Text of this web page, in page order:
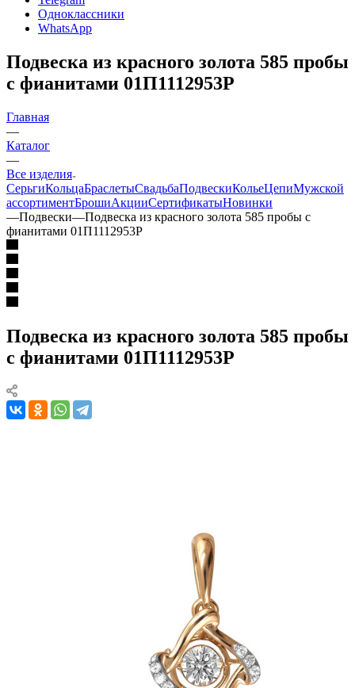
Одноклассники
WhatsApp
Подвеска из красного золота 585 пробы
с фианитами 01П1112953Р
Главная
—
Каталог
—
Все изделия
СерьгиКольцаБраслетыСвадьбаПодвескиКольеЦепиМужской
ассортиментБрошиАкцииСертификатыНовинки
—Подвески—Подвеска из красного золота 585 пробы с
фианитами 01П1112953Р
Подвеска из красного золота 585 пробы
с фианитами 01П1112953Р